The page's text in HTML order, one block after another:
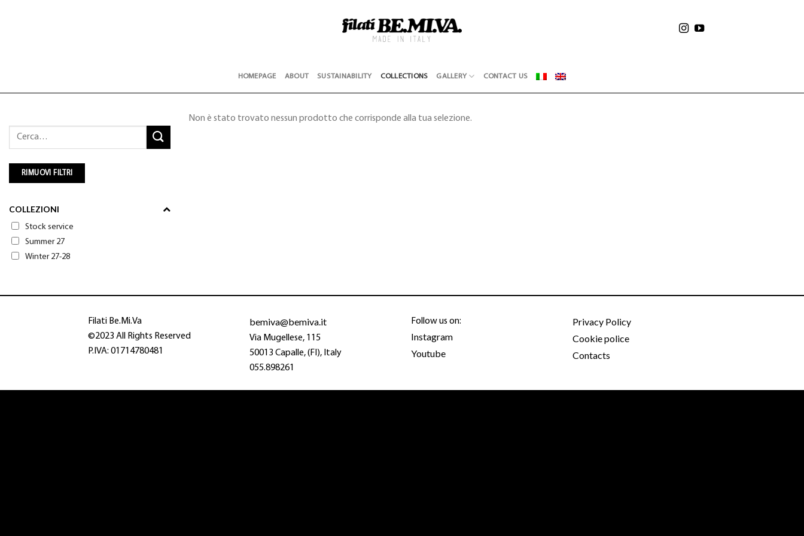
HOMEPAGE ABOUT SUSTAINABILITY COLLECTIONS GALLERY CONTACT US
Cerca:
RIMUOVI FILTRI
COLLEZIONI
Stock service
Summer 27
Winter 27-28
Non è stato trovato nessun prodotto che corrisponde alla tua selezione.
Filati Be.Mi.Va
©2023 All Rights Reserved
P.IVA: 01714780481
bemiva@bemiva.it
Via Mugellese, 115
50013 Capalle, (FI), Italy
055.898261
Follow us on:
Instagram
Youtube
Privacy Policy
Cookie police
Contacts